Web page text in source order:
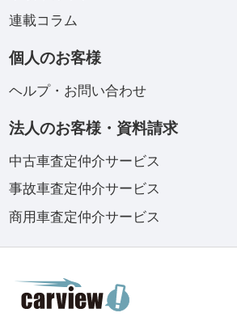
連載コラム
個人のお客様
ヘルプ・お問い合わせ
法人のお客様・資料請求
中古車査定仲介サービス
事故車査定仲介サービス
商用車査定仲介サービス